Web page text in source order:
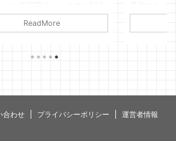
けれど、そこから先がなか
ない。
ReadMore
ます。 「思
いないんじ
と、あの時
合わせ プライバシーポリシー 運営者情報